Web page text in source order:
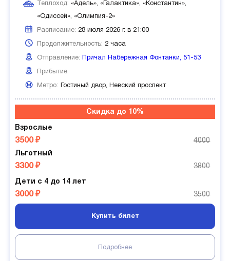
Теплоход: «Адель», «Галактика», «Константин»,
«Одиссей», «Олимпия-2»
Расписание: 28 июля 2026 г. в 21:00
Продолжительность: 2 часа
Отправление: Причал Набережная Фонтанки, 51-53
Прибытие:
Метро: Гостиный двор, Невский проспект
Скидка до 10%
Взрослые
4000
3500 ₽
Льготный
3800
3300 ₽
Дети с 4 до 14 лет
3500
3000 ₽
Купить билет
Подробнее